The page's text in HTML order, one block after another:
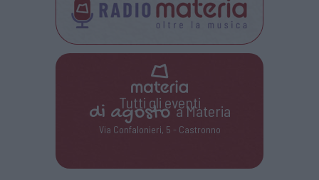
Tutti gli eventi
di agostoa Materia
Via Confalonieri, 5 - Castronno